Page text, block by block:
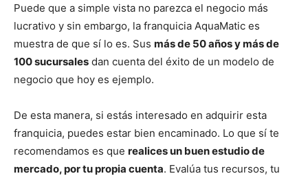
Puede que a simple vista no parezca el negocio más
lucrativo y sin embargo, la franquicia AquaMatic es
muestra de que sí lo es. Sus más de 50 años y más de
100 sucursales dan cuenta del éxito de un modelo de
negocio que hoy es ejemplo.
De esta manera, si estás interesado en adquirir esta
franquicia, puedes estar bien encaminado. Lo que sí te
recomendamos es que realices un buen estudio de
mercado, por tu propia cuenta. Evalúa tus recursos, tu